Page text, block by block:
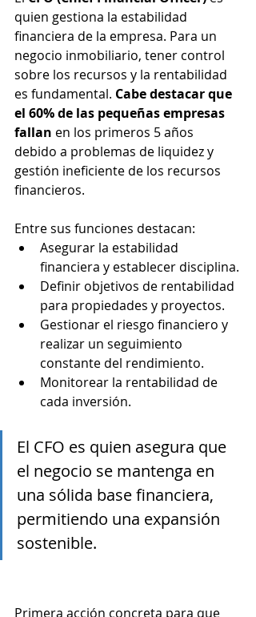
quien gestiona la estabilidad
financiera de la empresa. Para un
negocio inmobiliario, tener control
sobre los recursos y la rentabilidad
es fundamental. Cabe destacar que
el 60% de las pequeñas empresas
fallan en los primeros 5 años
debido a problemas de liquidez y
gestión ineficiente de los recursos
financieros.
Entre sus funciones destacan:
Asegurar la estabilidad
financiera y establecer disciplina.
Definir objetivos de rentabilidad
para propiedades y proyectos.
Gestionar el riesgo financiero y
realizar un seguimiento
constante del rendimiento.
Monitorear la rentabilidad de
cada inversión.
El CFO es quien asegura que
el negocio se mantenga en
una sólida base financiera,
permitiendo una expansión
sostenible.
Primera acción concreta para que